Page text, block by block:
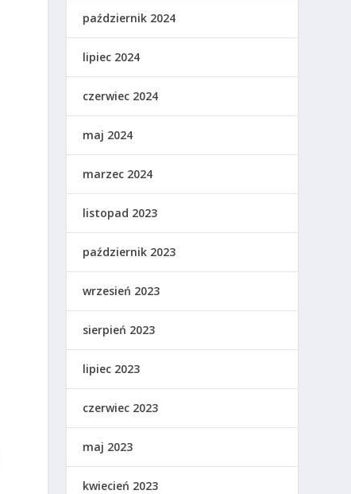
październik 2024
lipiec 2024
czerwiec 2024
maj 2024
marzec 2024
listopad 2023
październik 2023
wrzesień 2023
sierpień 2023
lipiec 2023
czerwiec 2023
maj 2023
kwiecień 2023